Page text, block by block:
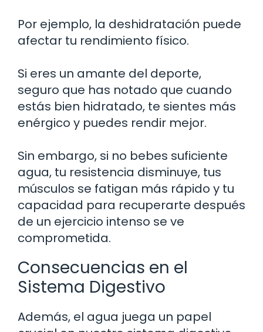
Por ejemplo, la deshidratación puede
afectar tu rendimiento físico.
Si eres un amante del deporte,
seguro que has notado que cuando
estás bien hidratado, te sientes más
enérgico y puedes rendir mejor.
Sin embargo, si no bebes suficiente
agua, tu resistencia disminuye, tus
músculos se fatigan más rápido y tu
capacidad para recuperarte después
de un ejercicio intenso se ve
comprometida.
Consecuencias en el
Sistema Digestivo
Además, el agua juega un papel